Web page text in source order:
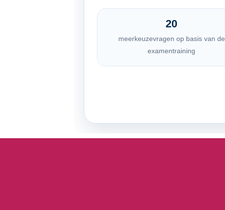
20
meerkeuzevragen op basis van de
examentraining